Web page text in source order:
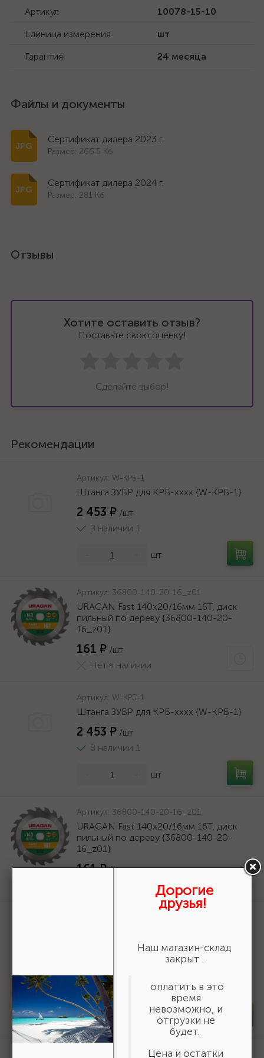
Артикул
10078-15-10
Единица измерения
шт
Гарантия
24 месяца
Файлы и документы
Сертификат дилера 2023 г.
Размер: 266.5 Кб
Сертификат дилера 2024 г.
Размер: 281 Кб
Отзывы
Хотите оставить отзыв?
Поставьте свою оценку!
Сделайте выбор!
Рекомендации
Артикул: W-КРБ-1
Штанга ЗУБР для КРБ-хххх {W-КРБ-1}
2 453 ₽ /шт
В наличии 1
шт
Артикул: 36800-140-20-16_z01
URAGAN Fast 140x20/16мм 16Т, диск
пильный по дереву {36800-140-20-
16_z01}
161 ₽ /шт
Нет в наличии
Артикул: W-КРБ-1
Штанга ЗУБР для КРБ-хххх {W-КРБ-1}
2 453 ₽ /шт
В наличии 1
шт
Артикул: 36800-140-20-16_z01
URAGAN Fast 140x20/16мм 16Т, диск
пильный по дереву {36800-140-20-
16_z01}
161 ₽ /шт
водостойкий, шлифовальный рулон на
тканевой основе (3550-16-775)
19 618 ₽
В наличии 6
- шт
Дорогие
друзья!
Наш магазин-склад
закрыт .
оплатить в это
время
невозможно, и
отгрузки не
будет.
Цена и остатки